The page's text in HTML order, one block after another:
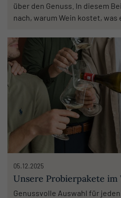
über den Genuss. In diesem
nach, warum Wein kostet,
Moment im Glas.
05.12.2025
Unsere Probierpakete
Genussvolle Auswahl für